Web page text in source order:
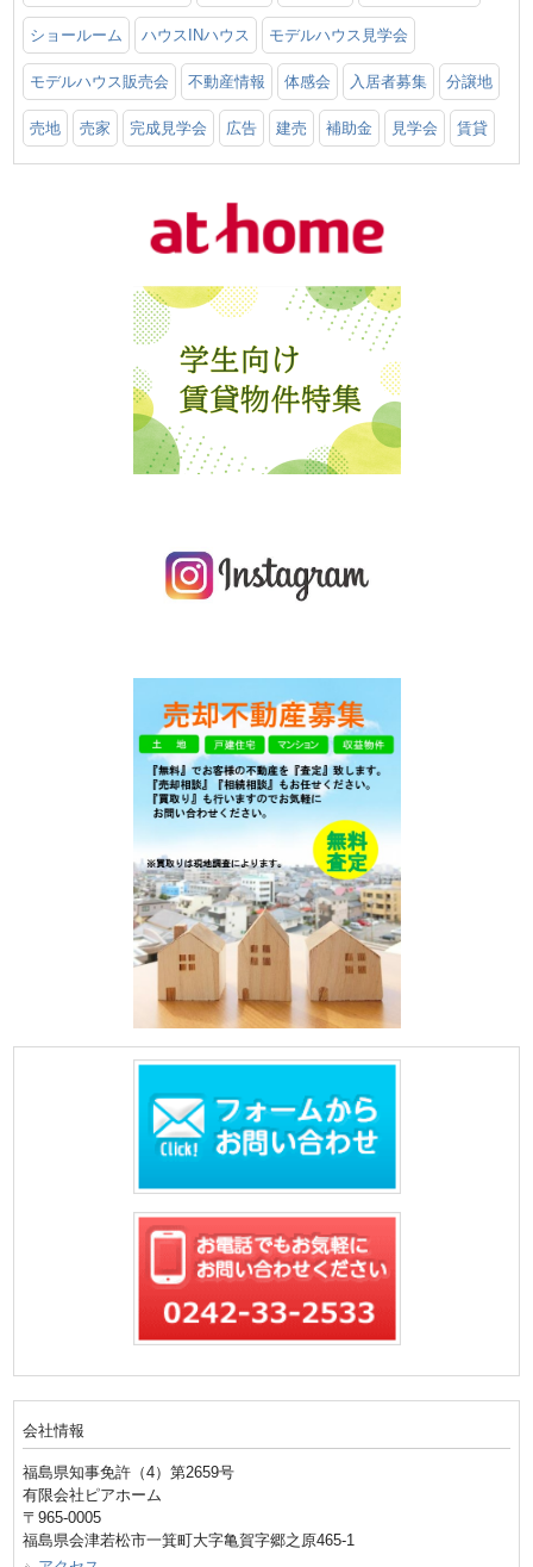
ショールーム ハウスINハウス モデルハウス見学会
モデルハウス販売会 不動産情報 体感会 入居者募集 分譲地
売地 売家 完成見学会 広告 建売 補助金 見学会 賃貸
会社情報
福島県知事免許（4）第2659号
有限会社ピアホーム
〒965-0005
福島県会津若松市一箕町大字亀賀字郷之原465-1